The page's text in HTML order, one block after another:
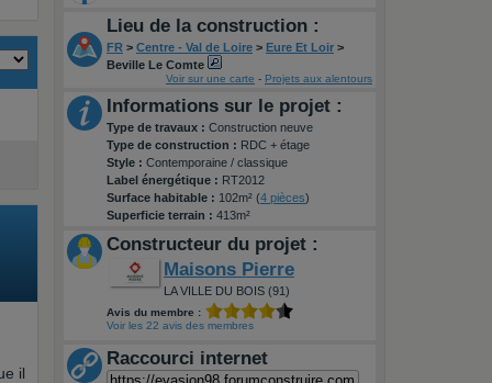
il
Lieu de la construction :
FR > Centre - Val de Loire > Eure Et Loir >
Beville Le Comte
Voir sur une carte - Projets aux alentours
Informations sur le projet :
Type de travaux : Construction neuve
Type de construction : RDC + étage
Style : Contemporaine / classique
Label énergétique : RT2012
Surface habitable : 102m² (4 pièces)
Superficie terrain : 413m²
Constructeur du projet :
Maisons Pierre
LA VILLE DU BOIS (91)
Avis du membre :
Voir les 22 avis des membres
Raccourci internet